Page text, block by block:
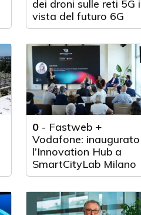
dei droni sulle reti 5G
vista del futuro 6G
0- Fastweb +
Vodafone: inaugurato
l’Innovation Hub a
SmartCityLab Milano